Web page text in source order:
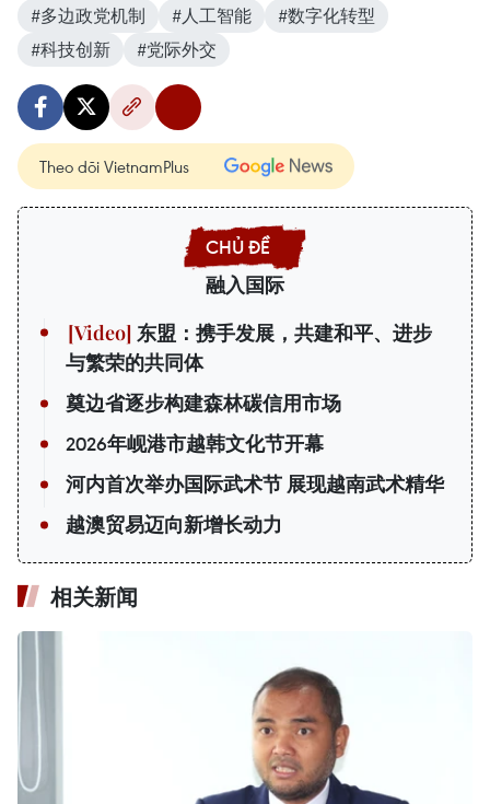
#多边政党机制 #人工智能
#数字化转型
#科技创新
#党际外交
Theo dõi VietnamPlus
融入国际
东盟：携手发展，共建和平、进步
与繁荣的共同体
奠边省逐步构建森林碳信用市场
2026年岘港市越韩文化节开幕
河内首次举办国际武术节 展现越南武术精华
越澳贸易迈向新增长动力
相关新闻